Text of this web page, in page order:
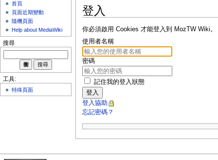
登入
你必須啟用 Cookies 才能登入到 MozTW Wiki。
使用者名稱
密碼
記住我的登入狀態
登入
登入協助
忘記密碼？
首頁
頁面近期變動
隨機頁面
Help about MediaWiki
搜尋
工具:
特殊頁面